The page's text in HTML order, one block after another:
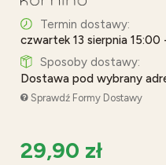
Termin dostawy:
czwartek 13 sierpnia 15:00
Sposoby dostawy:
Dostawa pod wybrany
Cena nie zawiera
Sprawdź Formy Dostawy
29,90 zł